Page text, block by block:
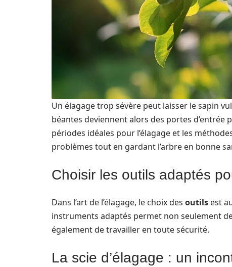
Un élagage trop sévère peut laisser le sapin
béantes deviennent alors des portes d’entrée
périodes idéales pour l’élagage et les
problèmes tout en gardant l’arbre en bonne
Choisir les outils adaptés
Dans l’art de l’élagage, le choix des outils est
instruments adaptés permet non seulement
également de travailler en toute sécurité.
La scie d’élagage : un